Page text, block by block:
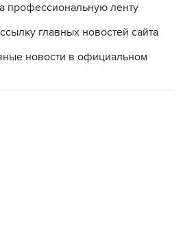
профессиональную ленту
главных новостей сайта
новости в официальном